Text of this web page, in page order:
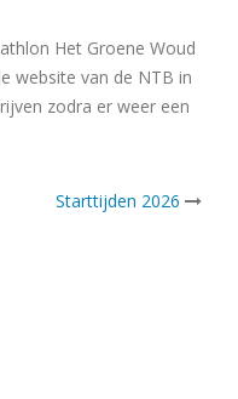
Het Groene Woud
website van de NTB in
zodra er weer een
Starttijden 2026